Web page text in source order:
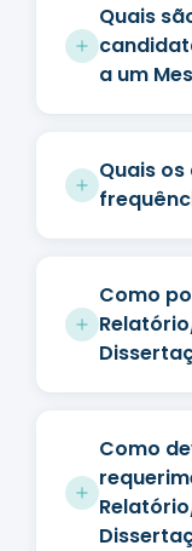
Quais
a um
Quais
Como
Como